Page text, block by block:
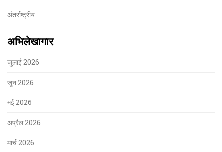
अंतर्राष्ट्रीय
अभिलेखागार
जुलाई 2026
जून 2026
मई 2026
अप्रैल 2026
मार्च 2026